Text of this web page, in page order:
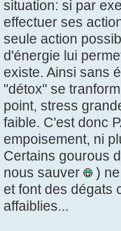
situation: si par
effectuer ses
seule action
d'énergie lui
existe. Ainsi sans
"détox" se
point, stress
faible. C'est donc
empoisement, ni
Certains gourous
nous sauver
) ne
et font des dégats
affaiblies...